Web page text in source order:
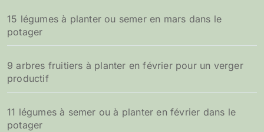
15 légumes à planter ou semer en mars dans le
potager
9 arbres fruitiers à planter en février pour un verger
productif
11 légumes à semer ou à planter en février dans le
potager